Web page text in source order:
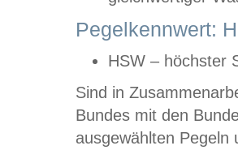
Pegelkennwert:
HSW – höchster
Sind in
Bundes mit den
ausgewählten